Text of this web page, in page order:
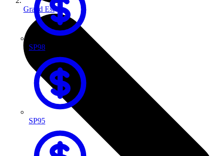
SP98
SP95
Grand Est